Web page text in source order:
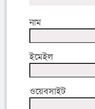
নাম
ইমেইল
ওয়েবসাইট